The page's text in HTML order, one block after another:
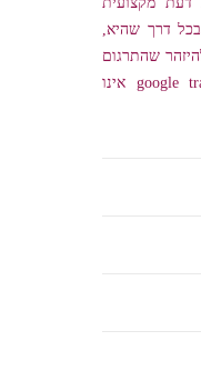
דרך שהיא,
שהתרגום
לשפות אחרות באמצעות google translate אינו